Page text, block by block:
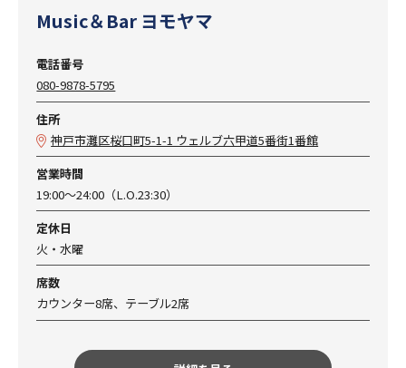
Music＆Bar ヨモヤマ
電話番号
080-9878-5795
住所
神戸市灘区桜口町5-1-1 ウェルブ六甲道5番街1番館
営業時間
19:00～24:00（L.O.23:30）
定休日
火・水曜
席数
カウンター8席、テーブル2席